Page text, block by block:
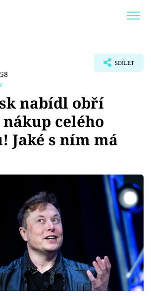
SDÍLET
nabídl obří
celého
Jaké s ním má